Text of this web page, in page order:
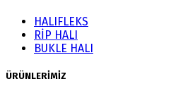
HALIFLEKS
RİP HALI
BUKLE HALI
ÜRÜNLERİMİZ